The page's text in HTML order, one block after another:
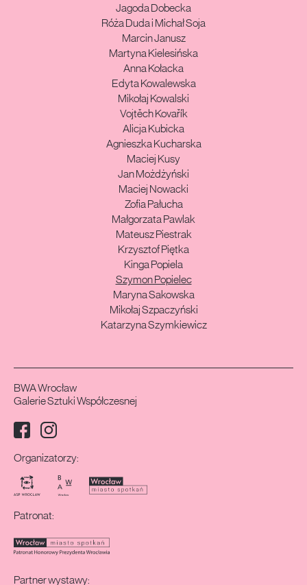
Jagoda Dobecka
Róża Duda i Michał Soja
Marcin Janusz
Martyna Kielesińska
Anna Kołacka
Edyta Kowalewska
Mikołaj Kowalski
Vojtěch Kovařík
Alicja Kubicka
Agnieszka Kucharska
Maciej Kusy
Jan Możdżyński
Maciej Nowacki
Zofia Pałucha
Małgorzata Pawlak
Mateusz Piestrak
Krzysztof Piętka
Kinga Popiela
Szymon Popielec
Maryna Sakowska
Mikołaj Szpaczyński
Katarzyna Szymkiewicz
Media społecznościowe:
FacebookInstagram
BWA Wrocław
Galerie Sztuki Współczesnej
Organizatorzy:
Patronat:
Partner wystawy: